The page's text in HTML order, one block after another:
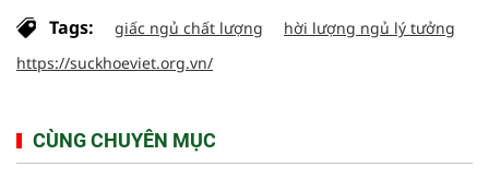
Tags: giấc ngủ chất lượng
hời lượng ngủ lý tưởng
https://suckhoeviet.org.vn/
CÙNG CHUYÊN MỤC